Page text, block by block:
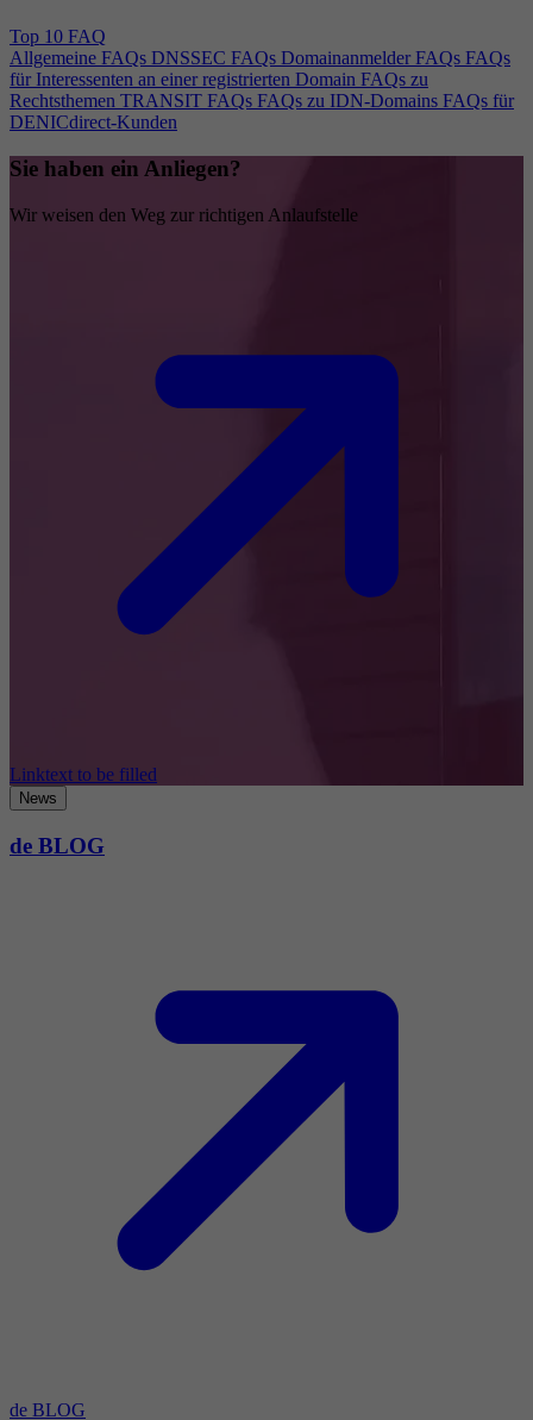
Top 10 FAQ
Allgemeine FAQs DNSSEC FAQs Domainanmelder FAQs FAQs
für Interessenten an einer registrierten Domain FAQs zu
Rechtsthemen TRANSIT FAQs FAQs zu IDN-Domains FAQs für
DENICdirect-Kunden
Sie haben ein Anliegen?
Wir weisen den Weg zur richtigen Anlaufstelle
Linktext to be filled
News
de BLOG
de BLOG